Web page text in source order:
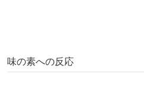
味の素への反応